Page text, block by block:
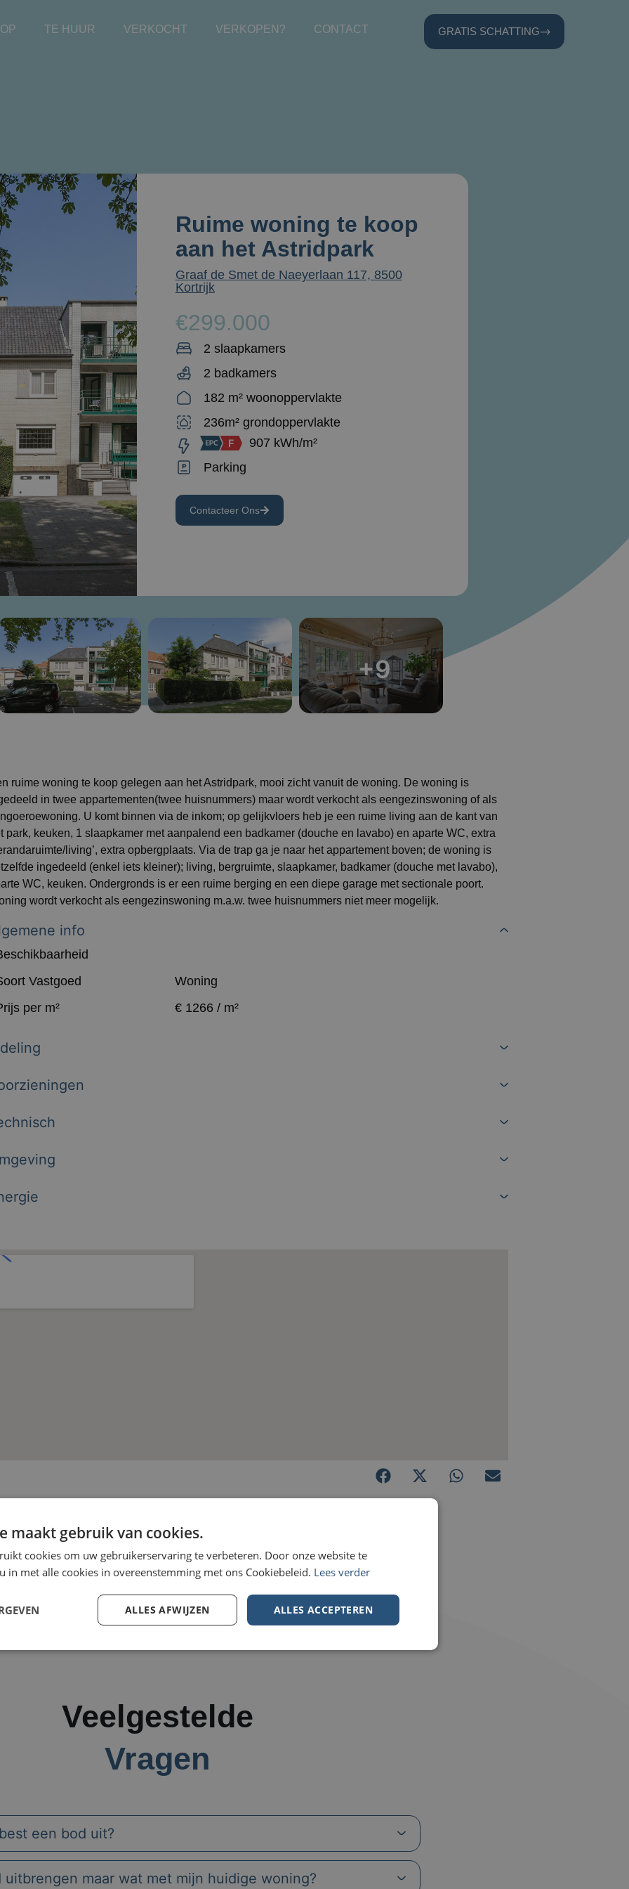
TE HUUR VERKOCHT VERKOPEN? CONTACT GRATIS SCHATTING
Ruime woning te koop
aan het Astridpark
Graaf de Smet de Naeyerlaan 117, 8500
Kortrijk
€299.000
2 slaapkamers
2 badkamers
182 m² woonoppervlakte
236m² grondoppervlakte
907 kWh/m²
Parking
Contacteer Ons
+9
ruime woning te koop gelegen aan het Astridpark, mooi zicht vanuit de woning. De woning is
in twee appartementen(twee huisnummers) maar wordt verkocht als eengezinswoning of als
U komt binnen via de inkom; op gelijkvloers heb je een ruime living aan de kant van
park, keuken, 1 slaapkamer met aanpalend een badkamer (douche en lavabo) en aparte WC, extra
living’, extra opbergplaats. Via de trap ga je naar het appartement boven; de woning is
ingedeeld (enkel iets kleiner); living, bergruimte, slaapkamer, badkamer (douche met lavabo),
WC, keuken. Ondergronds is er een ruime berging en een diepe garage met sectionale poort.
wordt verkocht als eengezinswoning m.a.w. twee huisnummers niet meer mogelijk.
info
Vastgoed
Woning
per m²
€ 1266 / m²
Veelgestelde
Vragen
een bod uit?
uitbrengen maar wat met mijn huidige woning?
maakt gebruik van cookies.
cookies om uw gebruikerservaring te verbeteren. Door onze website te
in met alle cookies in overeenstemming met ons Cookiebeleid. Lees verder
ALLES ACCEPTEREN
ALLES AFWIJZEN